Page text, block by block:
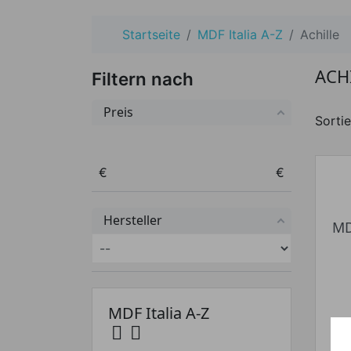
Startseite MDF Italia A-Z Achille
Filtern nach
Preis
Preis von
€ Preis bis
€
Hersteller
MDF Italia A-Z
 